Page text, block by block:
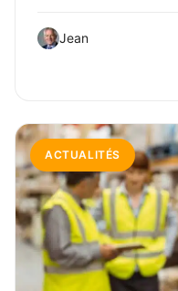
Jean
ACTUALITÉS